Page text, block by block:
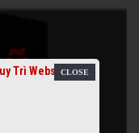
Trì Website